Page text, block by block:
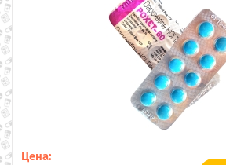
Цена: